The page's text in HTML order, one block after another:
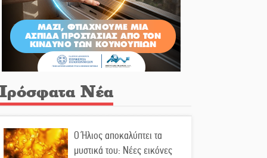
Νέα
Ο Ήλιος αποκαλύπτει τα
μυστικά του: Νέες εικόνες